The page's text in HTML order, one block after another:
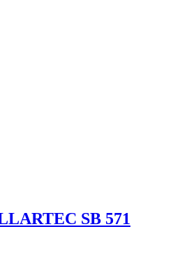
SB 571